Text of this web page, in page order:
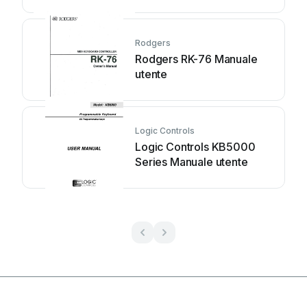
Rodgers
Rodgers RK-76 Manuale
utente
Logic Controls
Logic Controls KB5000
Series Manuale utente